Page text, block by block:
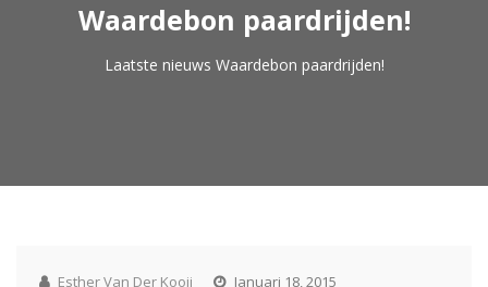
Waardebon paardrijden!
Laatste nieuws Waardebon paardrijden!
Esther Van Der Kooij
Januari 18, 2015